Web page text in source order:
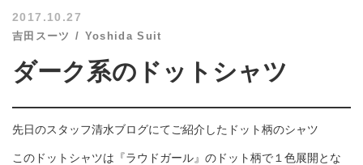
2017.10.27
吉田スーツ Yoshida Suit
ダーク系のドットシャツ
先日のスタッフ清水ブログにてご紹介したドット柄のシャツ
このドットシャツは『ラウドガール』のドット柄で１色展開とな